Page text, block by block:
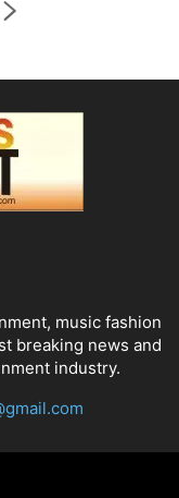
music fashion
breaking news and
industry.